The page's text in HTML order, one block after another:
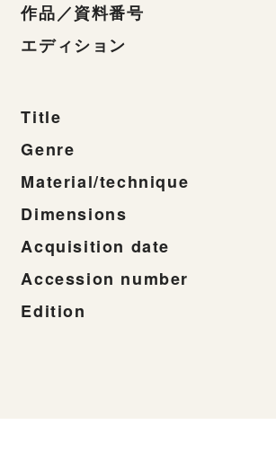
作品／資料番号
エディション
Title
Genre
Material/technique
Dimensions
Acquisition date
Accession number
Edition